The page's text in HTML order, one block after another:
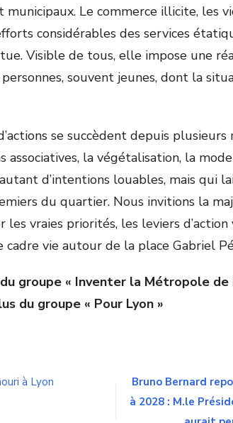
Le commerce illicite, les
considérables des services
Visible de tous, elle impose une
souvent jeunes, dont la
se succèdent depuis plusieurs
associatives, la végétalisation, la
d’intentions louables, mais qui
du quartier. Nous invitions la
les vraies priorités, les leviers
cadre vie autour de la place Gabriel
groupe « Inventer la Métropole de
du groupe « Pour Lyon »
à Lyon
Bruno Bernard
à 2028 : M.le